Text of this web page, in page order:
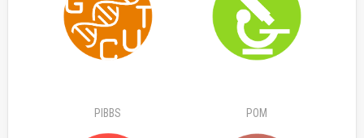
PIBBS POM